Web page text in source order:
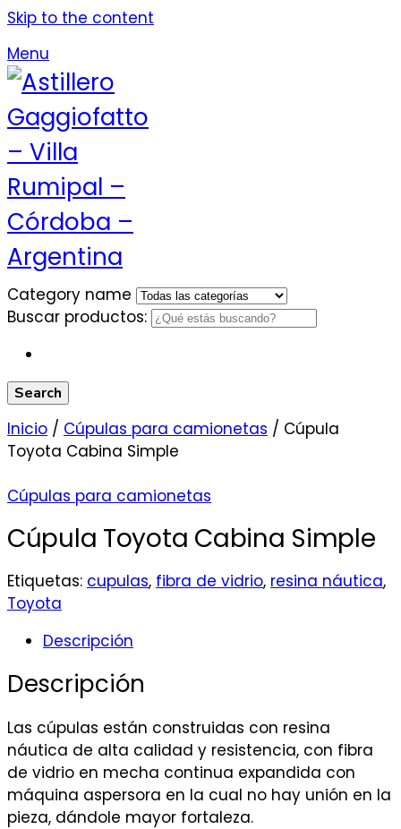
Skip to the content
Menu
Category name
Buscar productos:
Search
Inicio / Cúpulas para camionetas / Cúpula
Toyota Cabina Simple
Cúpulas para camionetas
Cúpula Toyota Cabina Simple
Etiquetas: cupulas, fibra de vidrio, resina náutica,
Toyota
Descripción
Descripción
Las cúpulas están construidas con resina
náutica de alta calidad y resistencia, con fibra
de vidrio en mecha continua expandida con
máquina aspersora en la cual no hay unión en la
pieza, dándole mayor fortaleza.